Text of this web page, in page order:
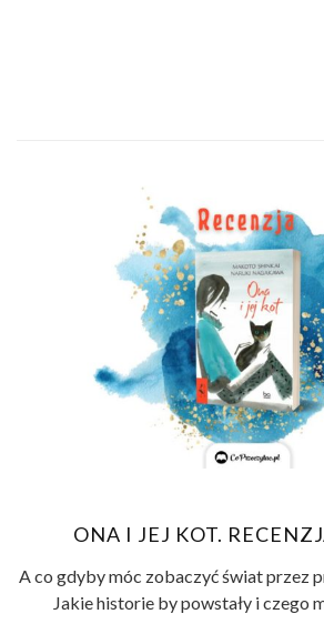
ONA I JEJ KOT.
A co gdyby móc zobaczyć świat przez
Jakie historie by powstały i czego